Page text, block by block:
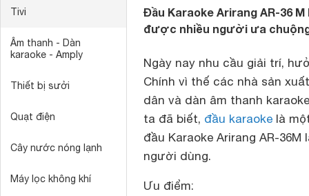
Tivi
Âm thanh - Dàn
karaoke - Amply
Thiết bị sưởi
Quạt điện
Cây nước nóng lạnh
Máy lọc không khí
Đầu Karaoke Arirang AR-36
được nhiều người ưa
Ngày nay nhu cầu giải trí,
Chính vì thế các nhà sản
dân và dàn âm thanh
ta đã biết, đầu karaoke là
đầu Karaoke Arirang AR-
người dùng.
Ưu điểm: